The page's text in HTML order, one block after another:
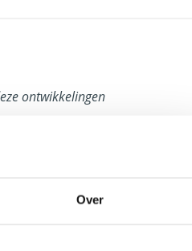
Over
ontwikkelingen
waarvan wij
dat het Europese
Generaal volgt en